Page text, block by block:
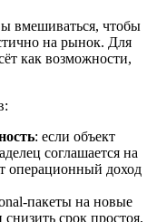
вмешиваться, чтобы
на рынок. Для
как возможности,
: если объект
соглашается на
операционный доход
пакеты на новые
срок простоя,